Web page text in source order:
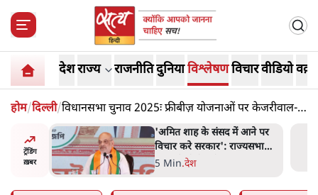
देशराज्य राजनीतिदुनियाविश्लेषणविचारवीडियो
होम/दिल्ली/विधानसभा चुनाव 2025ः फ्रीबीज़ योजनाओं पर केजरीवाल-
केंद्र के बीच रस्साकशी
ट्रेंडिंग
ख़बर
5 नहीं,
'अमित शाह के संसद में आने पर
विचार करे सरकार': राज्यसभा
सभापति ने केंद्र से कहा
5 Min.देश